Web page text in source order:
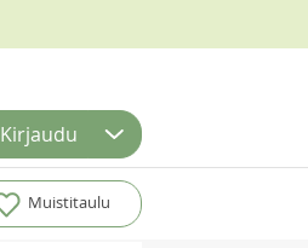
Kirjaudu
Muistitaulu